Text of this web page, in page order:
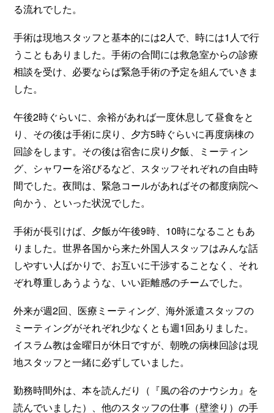
る流れでした。
手術は現地スタッフと基本的には2人で、時には1人で行
うこともありました。手術の合間には救急室からの診療
相談を受け、必要ならば緊急手術の予定を組んでいきま
した。
午後2時ぐらいに、余裕があれば一度休息して昼食をと
り、その後は手術に戻り、夕方5時ぐらいに再度病棟の
回診をします。その後は宿舎に戻り夕飯、ミーティン
グ、シャワーを浴びるなど、スタッフそれぞれの自由時
間でした。夜間は、緊急コールがあればその都度病院へ
向かう、といった状況でした。
手術が長引けば、夕飯が午後9時、10時になることもあ
りました。世界各国から来た外国人スタッフはみんな話
しやすい人ばかりで、お互いに干渉することなく、それ
ぞれ尊重しあうような、いい距離感のチームでした。
外来が週2回、医療ミーティング、海外派遣スタッフの
ミーティングがそれぞれ少なくとも週1回ありました。
イスラム教は金曜日が休日ですが、朝晩の病棟回診は現
地スタッフと一緒に必ずしていました。
勤務時間外は、本を読んだり（『風の谷のナウシカ』を
読んでいました）、他のスタッフの仕事（壁塗り）の手